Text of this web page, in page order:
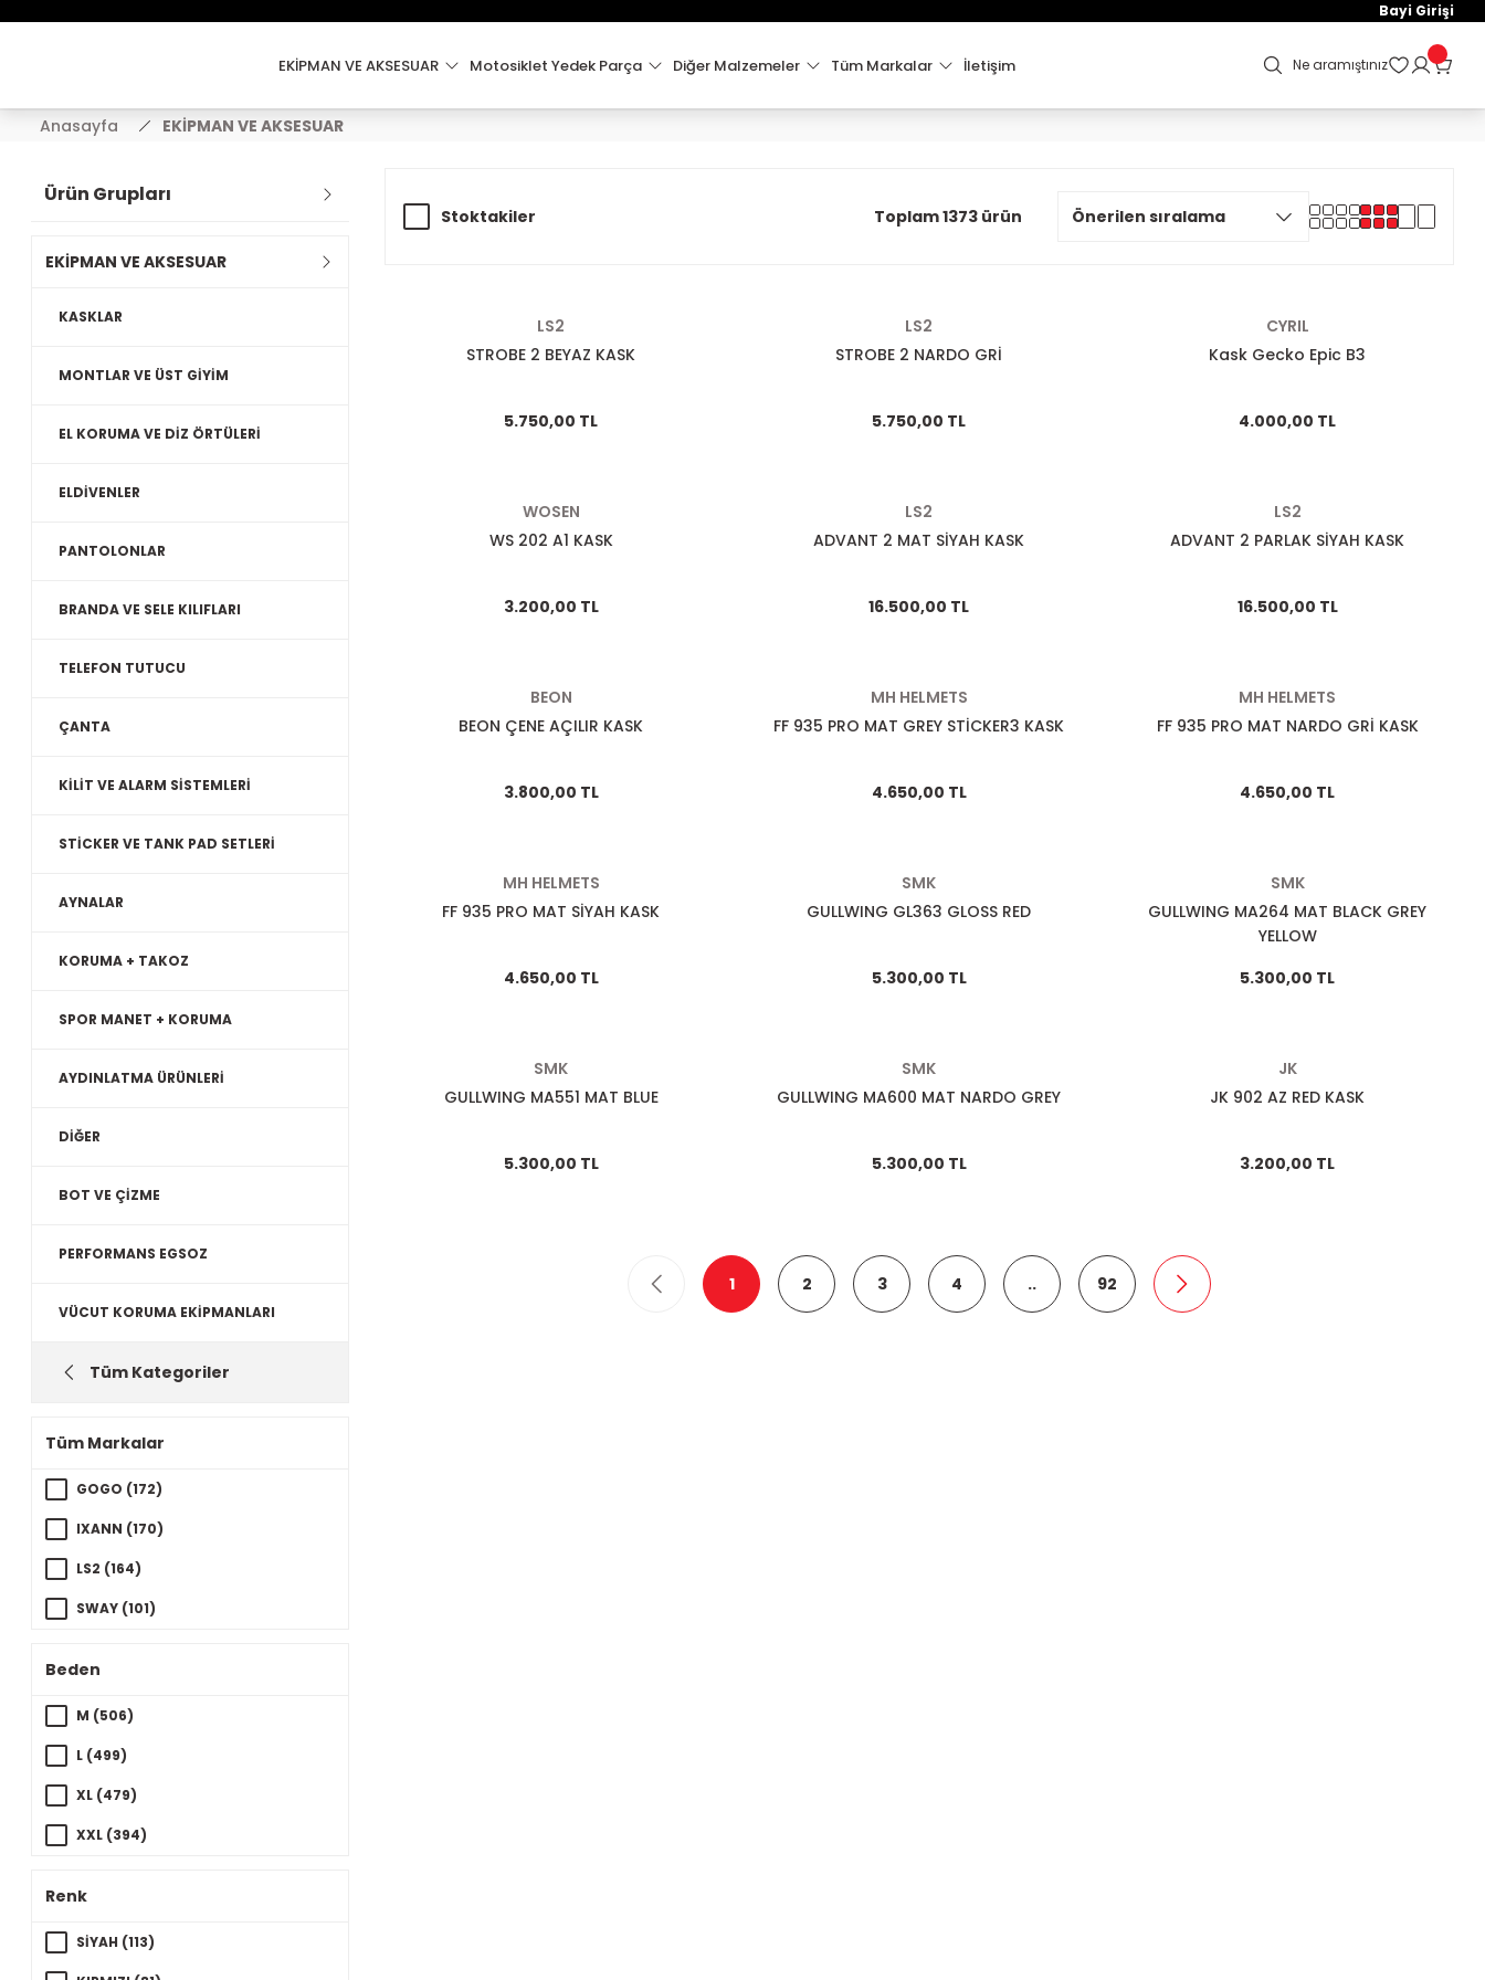
2000 TL VE ÜZERİ KARGO ÜCRETSİZ !
Bayi Girişi
EKİPMAN VE AKSESUAR Motosiklet Yedek Parça Diğer Malzemeler Tüm Markalar İletişim Ne aramıştınız
Anasayfa EKİPMAN VE AKSESUAR
Ürün Grupları
EKİPMAN VE AKSESUAR
KASKLAR
MONTLAR VE ÜST GİYİM
EL KORUMA VE DİZ ÖRTÜLERİ
ELDİVENLER
PANTOLONLAR
BRANDA VE SELE KILIFLARI
TELEFON TUTUCU
ÇANTA
KİLİT VE ALARM SİSTEMLERİ
STİCKER VE TANK PAD SETLERİ
AYNALAR
KORUMA + TAKOZ
SPOR MANET + KORUMA
AYDINLATMA ÜRÜNLERİ
DİĞER
BOT VE ÇİZME
PERFORMANS EGSOZ
VÜCUT KORUMA EKİPMANLARI
Tüm Kategoriler
Tüm Markalar
GOGO (172)
IXANN (170)
LS2 (164)
SWAY (101)
INSIGMA (72)
JK (33)
AXXIS (31)
MAXEM (26)
VENOM (25)
Beden
M (506)
L (499)
XL (479)
XXL (394)
XS (34)
Renk
SİYAH (113)
Stoktakiler Toplam 1373 ürün
LS2
STROBE 2 BEYAZ KASK
5.750,00 TL
LS2
STROBE 2 NARDO GRİ
5.750,00 TL
CYRIL
Kask Gecko Epic B3
4.000,00 TL
WOSEN
WS 202 A1 KASK
3.200,00 TL
LS2
ADVANT 2 MAT SİYAH KASK
16.500,00 TL
LS2
ADVANT 2 PARLAK SİYAH KASK
16.500,00 TL
BEON
BEON ÇENE AÇILIR KASK
3.800,00 TL
MH HELMETS
FF 935 PRO MAT GREY STİCKER3 KASK
4.650,00 TL
MH HELMETS
FF 935 PRO MAT NARDO GRİ KASK
4.650,00 TL
MH HELMETS
FF 935 PRO MAT SİYAH KASK
4.650,00 TL
SMK
GULLWING GL363 GLOSS RED
5.300,00 TL
SMK
GULLWING MA264 MAT BLACK GREY
YELLOW
5.300,00 TL
SMK
GULLWING MA551 MAT BLUE
5.300,00 TL
SMK
GULLWING MA600 MAT NARDO GREY
5.300,00 TL
JK
JK 902 AZ RED KASK
3.200,00 TL
1 2 3 4 .. 92